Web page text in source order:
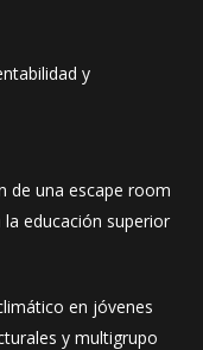
y
de una escape room
educación superior
en jóvenes
y multigrupo